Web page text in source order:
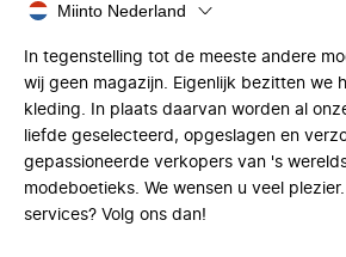
Miinto Nederland
In tegenstelling tot de meeste andere
wij geen magazijn. Eigenlijk bezitten we
kleding. In plaats daarvan worden al
liefde geselecteerd, opgeslagen en
gepassioneerde verkopers van 's
modeboetieks. We wensen u veel
services? Volg ons dan!